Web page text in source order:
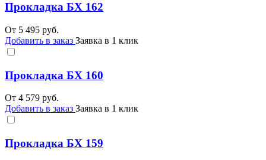
Прокладка БХ 162
От 5 495 руб.
Добавить в заказ Заявка в 1 клик
Прокладка БХ 160
От 4 579 руб.
Добавить в заказ Заявка в 1 клик
Прокладка БХ 159